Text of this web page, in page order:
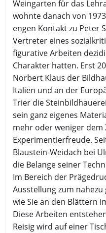
Weingarten für das
wohnte danach von
engen Kontakt zu Peter
Vertreter eines
figurative Arbeiten
Charakter hatten. Erst
Norbert Klaus der
Italien und an der
Trier die
sein ganz eigenes
mehr oder weniger dem
Experimentierfreude.
Blaustein-Weidach bei
die Belange seiner
Im Bereich der
Ausstellung zum
wie Sie an den Blättern
Diese Arbeiten
Reisig wird auf einer